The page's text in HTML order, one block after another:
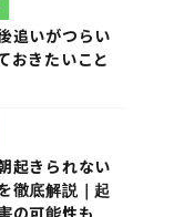
追いがつらい
おきたいこと
起きられない
徹底解説｜起